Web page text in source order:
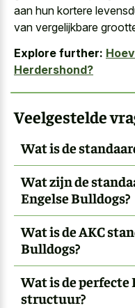
aan hun kortere
van vergelijkbare
Explore further:
Herdershond?
Veelgestelde
Wat is de
Wat zijn de
Engelse Bulldogs?
Wat is de AKC
Bulldogs?
Wat is de perfecte
structuur?